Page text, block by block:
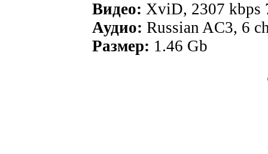
Видео: XviD, 2307 kbps
Аудио: Russian AC3, 6
Размер: 1.46 Gb